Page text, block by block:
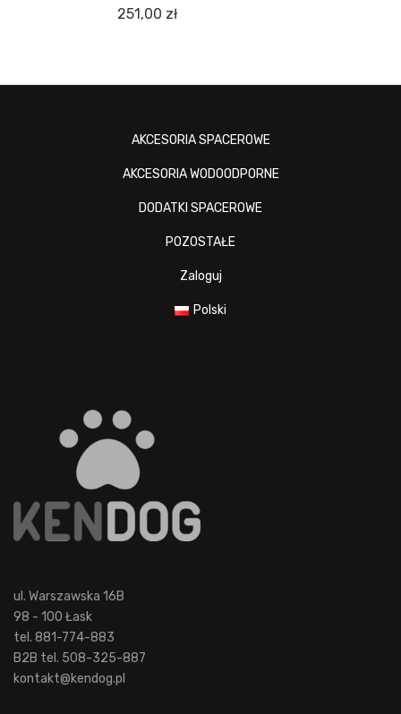
251,00 zł
AKCESORIA SPACEROWE
AKCESORIA WODOODPORNE
DODATKI SPACEROWE
POZOSTAŁE
Zaloguj
Polski
ul. Warszawska 16B
98 - 100 Łask
tel. 881-774-883
B2B tel. 508-325-887
kontakt@kendog.pl